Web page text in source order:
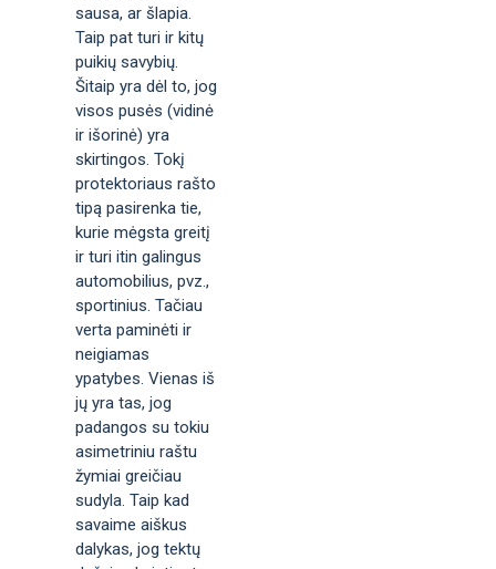
sausa, ar šlapia.
Taip pat turi ir kitų
puikių savybių.
Šitaip yra dėl to, jog
visos pusės (vidinė
ir išorinė) yra
skirtingos. Tokį
protektoriaus rašto
tipą pasirenka tie,
kurie mėgsta greitį
ir turi itin galingus
automobilius, pvz.,
sportinius. Tačiau
verta paminėti ir
neigiamas
ypatybes. Vienas iš
jų yra tas, jog
padangos su tokiu
asimetriniu raštu
žymiai greičiau
sudyla. Taip kad
savaime aiškus
dalykas, jog tektų